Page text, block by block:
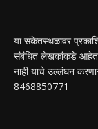
या संकेतस्थळावर
संबंधित लेखकांकडे आहेत.
नाही याचे उल्लंघन
8468850771